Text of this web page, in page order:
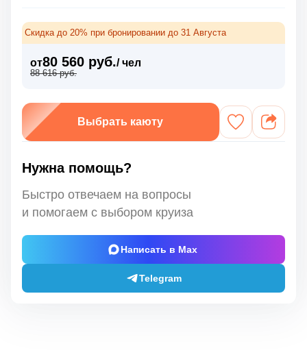
Скидка до 20% при бронировании до 31 Августа
от80 560 руб./ чел
88 616 руб.
Выбрать каюту
Нужна помощь?
Быстро отвечаем на вопросы
и помогаем с выбором круиза
Написать в Max
Telegram